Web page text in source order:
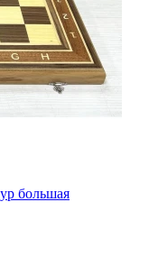
большая